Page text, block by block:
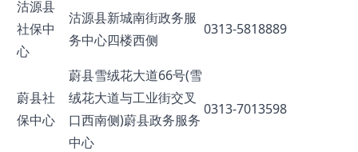
沽源县
社保中
心
沽源县新城南街政务服
务中心四楼西侧
0313-5818889
蔚县社
保中心
蔚县雪绒花大道66号(雪
绒花大道与工业街交叉
口西南侧)蔚县政务服务
中心
0313-7013598